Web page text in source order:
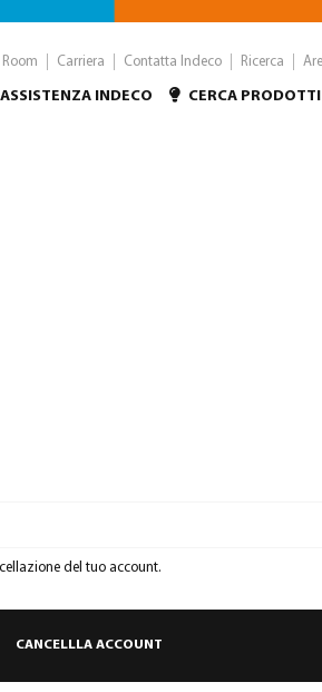
Room Carriera Contatta Indeco Ricerca
ASSISTENZA INDECO CERCA PRODOTTI
del tuo account.